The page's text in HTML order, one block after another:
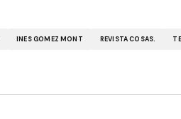
INES GOMEZ MONT REVISTA COSAS.